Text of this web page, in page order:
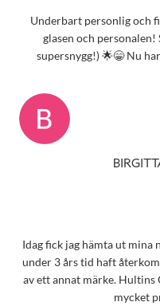
Underbart personlig och
glasen och
supersnygg!) 🌟😁 Nu
Idag fick jag hämta ut mina
under 3 års tid haft
av ett annat märke. Hultins
mycket